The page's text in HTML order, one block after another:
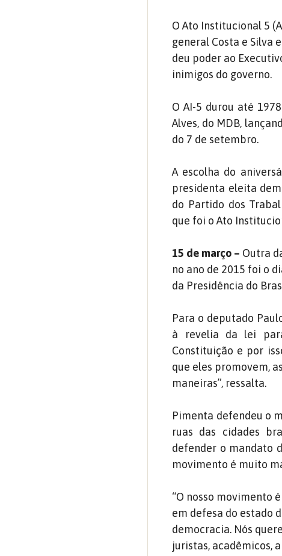
O Ato Institucional 5
general Costa e Silva
deu poder ao
inimigos do governo.
O AI-5 durou até
Alves, do MDB,
do 7 de setembro.
A escolha do
presidenta eleita
do Partido dos
que foi o Ato
15 de março – Outra
no ano de 2015 foi o
da Presidência do
Para o deputado
à revelia da lei
Constituição e por
que eles promovem,
maneiras”, ressalta.
Pimenta defendeu o
ruas das cidades
defender o mandato
movimento é muito
“O nosso movimento
em defesa do estado
democracia. Nós
juristas, acadêmicos,